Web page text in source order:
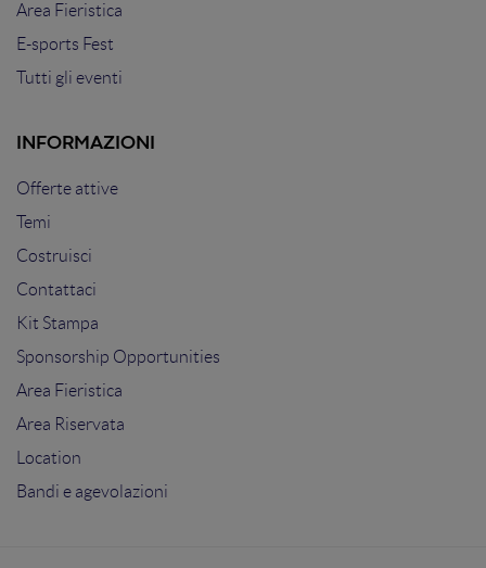
Area Fieristica
E-sports Fest
Tutti gli eventi
INFORMAZIONI
Offerte attive
Temi
Costruisci
Contattaci
Kit Stampa
Sponsorship Opportunities
Area Fieristica
Area Riservata
Location
Bandi e agevolazioni